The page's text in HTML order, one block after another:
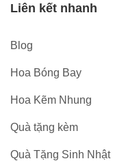
Liên kết nhanh
Blog
Hoa Bóng Bay
Hoa Kẽm Nhung
Quà tặng kèm
Quà Tặng Sinh Nhật